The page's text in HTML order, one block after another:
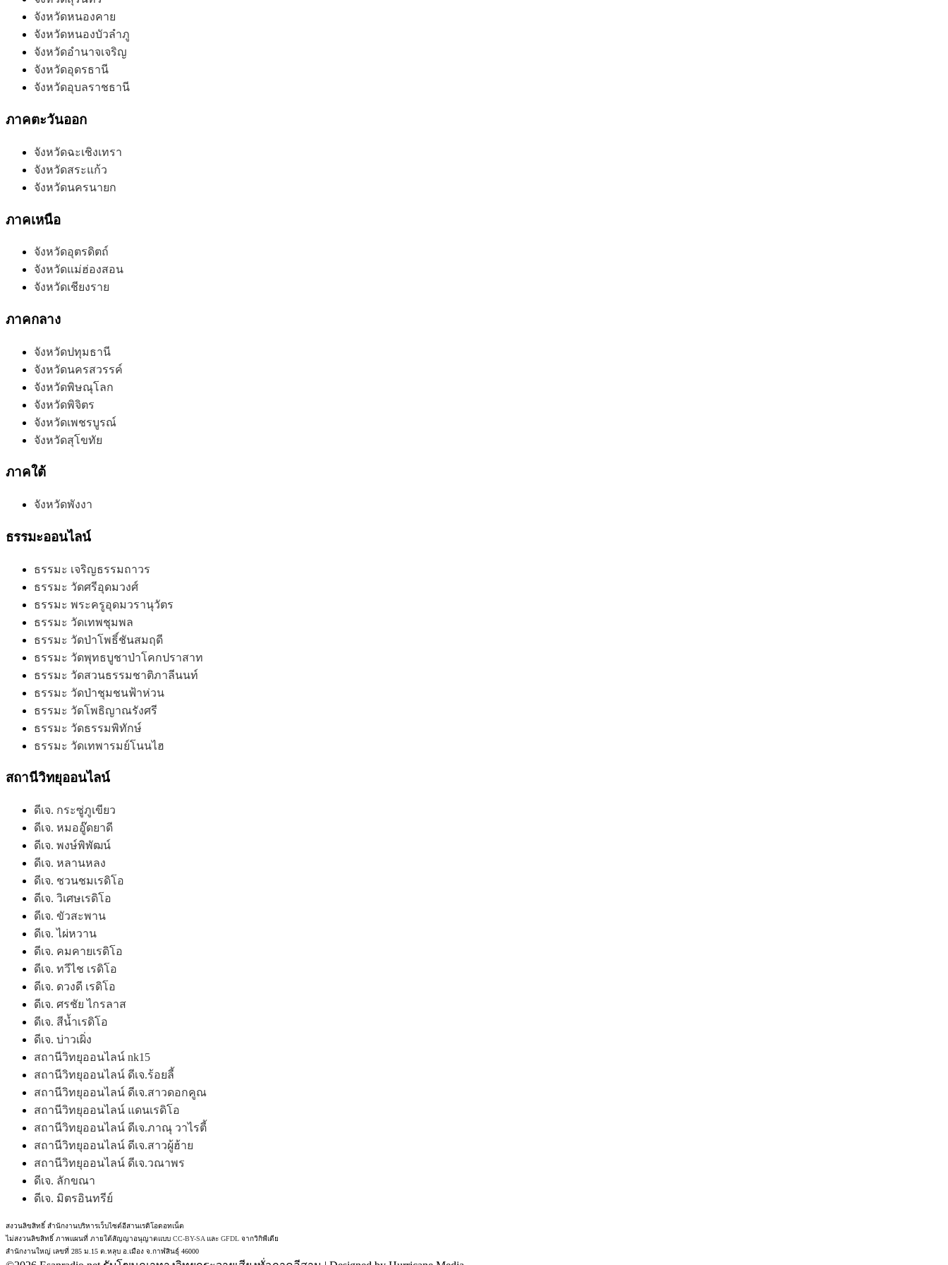
จังหวัดหนองคาย
จังหวัดหนองบัวลำภู
จังหวัดอำนาจเจริญ
จังหวัดอุดรธานี
จังหวัดอุบลราชธานี
ภาคตะวันออก
จังหวัดฉะเชิงเทรา
จังหวัดสระแก้ว
จังหวัดนครนายก
ภาคเหนือ
จังหวัดอุตรดิตถ์
จังหวัดแม่ฮ่องสอน
จังหวัดเชียงราย
ภาคกลาง
จังหวัดปทุมธานี
จังหวัดนครสวรรค์
จังหวัดพิษณุโลก
จังหวัดพิจิตร
จังหวัดเพชรบูรณ์
จังหวัดสุโขทัย
ภาคใต้
จังหวัดพังงา
ธรรมะออนไลน์
ธรรมะ เจริญธรรมถาวร
ธรรมะ วัดศรีอุดมวงศ์
ธรรมะ พระครูอุดมวรานุวัตร
ธรรมะ วัดเทพชุมพล
ธรรมะ วัดป่าโพธิ์ชันสมฤดี
ธรรมะ วัดพุทธบูชาป่าโคกปราสาท
ธรรมะ วัดสวนธรรมชาติภาลีนนท์
ธรรมะ วัดป่าชุมชนฟ้าห่วน
ธรรมะ วัดโพธิญาณรังศรี
ธรรมะ วัดธรรมพิทักษ์
ธรรมะ วัดเทพารมย์โนนไฮ
สถานีวิทยุออนไลน์
ดีเจ. กระซู่ภูเขียว
ดีเจ. หมออู๊ดยาดี
ดีเจ. พงษ์พิพัฒน์
ดีเจ. หลานหลง
ดีเจ. ชวนชมเรดิโอ
ดีเจ. วิเศษเรดิโอ
ดีเจ. ขัวสะพาน
ดีเจ. ไผ่หวาน
ดีเจ. คมคายเรดิโอ
ดีเจ. ทวีไช เรดิโอ
ดีเจ. ดวงดี เรดิโอ
ดีเจ. ศรชัย ไกรลาส
ดีเจ. สีน้ำเรดิโอ
ดีเจ. บ่าวเผิ่ง
สถานีวิทยุออนไลน์ nk15
สถานีวิทยุออนไลน์ ดีเจ.ร้อยลี้
สถานีวิทยุออนไลน์ ดีเจ.สาวดอกคูณ
สถานีวิทยุออนไลน์ แดนเรดิโอ
สถานีวิทยุออนไลน์ ดีเจ.ภาณุ วาไรตี้
สถานีวิทยุออนไลน์ ดีเจ.สาวผู้ฮ้าย
สถานีวิทยุออนไลน์ ดีเจ.วณาพร
ดีเจ. ลักขณา
ดีเจ. มิตรอินทรีย์
สงวนลิขสิทธิ์ สำนักงานบริหารเว็บไซต์อีสานเรดิโอดอทเน็ต
ไม่สงวนลิขสิทธิ์ ภาพแผนที่ ภายใต้สัญญาอนุญาตแบบ CC-BY-SA และ GFDL จากวิกิพีเดีย
สำนักงานใหญ่ เลขที่ 285 ม.15 ต.หลุบ อ.เมือง จ.กาฬสินธุ์ 46000